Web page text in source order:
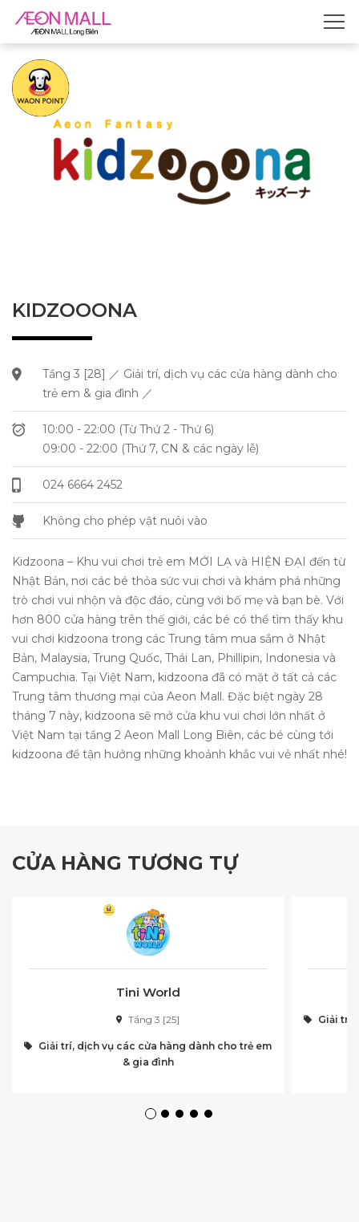
KIDZOOONA
Tầng 3 [28] ／ Giải trí, dịch vụ các cửa hàng dành cho
trẻ em & gia đình ／
10:00 - 22:00 (Từ Thứ 2 - Thứ 6)
09:00 - 22:00 (Thứ 7, CN & các ngày lễ)
024 6664 2452
Không cho phép vật nuôi vào
Kidzoona – Khu vui chơi trẻ em MỚI LẠ và HIỆN ĐẠI đến từ
Nhật Bản, nơi các bé thỏa sức vui chơi và khám phá những
trò chơi vui nhộn và độc đáo, cùng với bố mẹ và bạn bè. Với
hơn 800 cửa hàng trên thế giới, các bé có thể tìm thấy khu
vui chơi kidzoona trong các Trung tâm mua sắm ở Nhật
Bản, Malaysia, Trung Quốc, Thái Lan, Phillipin, Indonesia và
Campuchia. Tại Việt Nam, kidzoona đã có mặt ở tất cả các
Trung tâm thương mại của Aeon Mall. Đặc biệt ngày 28
tháng 7 này, kidzoona sẽ mở cửa khu vui chơi lớn nhất ở
Việt Nam tại tầng 2 Aeon Mall Long Biên, các bé cùng tới
kidzoona để tận hưởng những khoảnh khắc vui vẻ nhất nhé!
CỬA HÀNG TƯƠNG TỰ
Tini World
Tầng 3 [25]
Giải trí, dịch vụ các cửa hàng dành cho trẻ em
& gia đình
Giải trí,